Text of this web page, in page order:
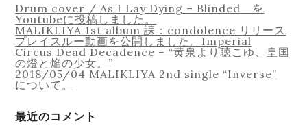
Online Recording
Drum cover / As I Lay Dying – Blinded を
Youtubeに投稿しました。
MALIKLIYA 1st album 誄：condolence リリース
プレイスルー動画を公開しました。Imperial
Circus Dead Decadence – “黄泉より聴こゆ、皇国
の燈と焔の少女。”
2018/05/04 MALIKLIYA 2nd single “Inverse”
について。
最近のコメント